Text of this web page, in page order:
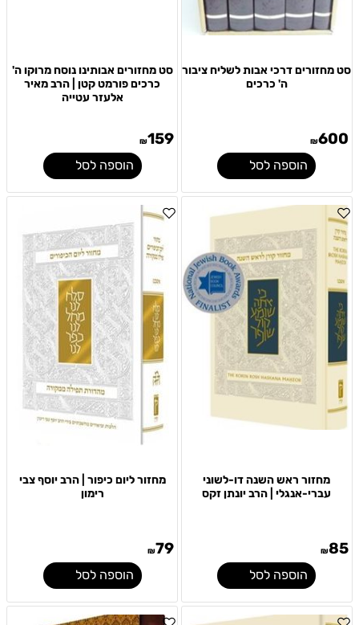
סט מחזורים דרכי אבות לשליח ציבור
ה' כרכים
₪600
הוספה לסל
סט מחזורים אבותינו נוסח מרוקו ה'
כרכים פורמט קטן | הרב מאיר
אלעזר עטייה
₪159
הוספה לסל
מחזור ראש השנה דו-לשוני
עברי-אנגלי | הרב יונתן זקס
₪85
הוספה לסל
מחזור ליום כיפור | הרב יוסף צבי
רימון
₪79
הוספה לסל